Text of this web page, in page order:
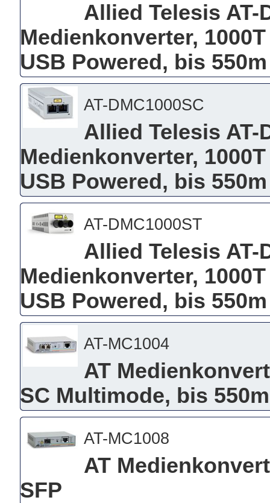
Allied Telesis AT-
Medienkonverter,
USB Powered, bis 550m
AT-DMC1000SC
Allied Telesis AT-
Medienkonverter,
USB Powered, bis 550m
AT-DMC1000ST
Allied Telesis AT-
Medienkonverter,
USB Powered, bis 550m
AT-MC1004
AT
SC Multimode, bis 550m
AT-MC1008
AT
SFP